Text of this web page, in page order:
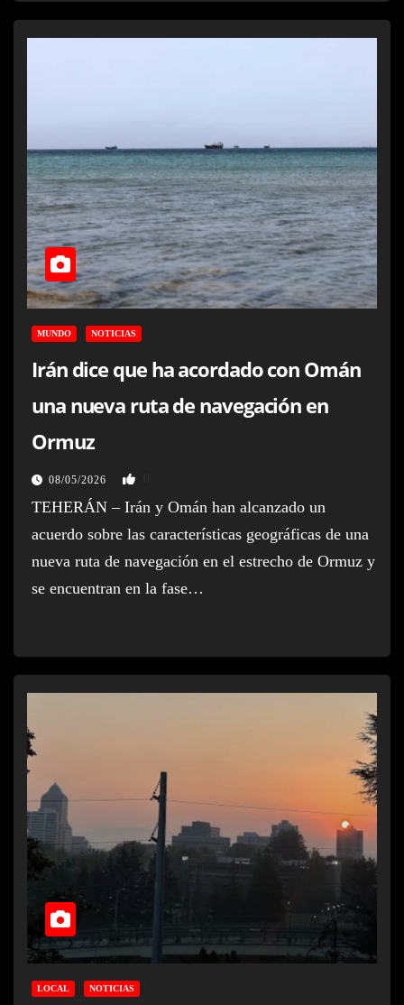
MUNDO NOTICIAS
Irán dice que ha acordado con Omán
una nueva ruta de navegación en
Ormuz
08/05/2026
TEHERÁN – Irán y Omán han alcanzado un
acuerdo sobre las características geográficas de una
nueva ruta de navegación en el estrecho de Ormuz y
se encuentran en la fase…
LOCAL NOTICIAS